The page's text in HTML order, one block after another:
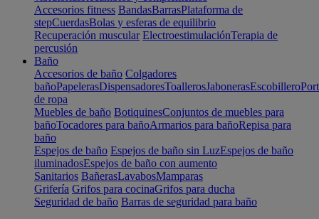
Accesorios fitness BandasBarrasPlataforma de
stepCuerdasBolas y esferas de equilibrio
Recuperación muscular ElectroestimulaciónTerapia de
percusión
Baño
Accesorios de baño Colgadores
bañoPapelerasDispensadoresToallerosJabonerasEscobillero
de ropa
Muebles de baño BotiquinesConjuntos de muebles para
bañoTocadores para bañoArmarios para bañoRepisa para
baño
Espejos de baño Espejos de baño sin LuzEspejos de baño
iluminadosEspejos de baño con aumento
Sanitarios BañerasLavabosMamparas
Grifería Grifos para cocinaGrifos para ducha
Seguridad de baño Barras de seguridad para baño